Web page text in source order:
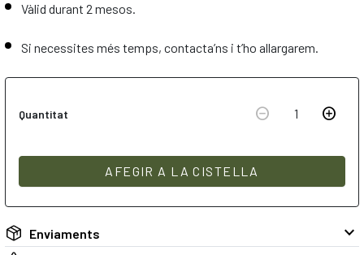
Vàlid durant 2 mesos.
Si necessites més temps, contacta’ns i t’ho allargarem.
Quantitat remove_circle 1 add_circle
AFEGIR A LA CISTELLA
Enviaments keyboard_arrow_down